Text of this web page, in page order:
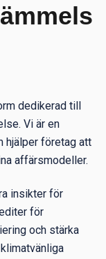
dedikerad till
Vi är en
hjälper företag att
affärsmodeller.
insikter för
för
och stärka